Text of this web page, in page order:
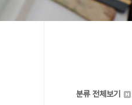
분류 전체보기